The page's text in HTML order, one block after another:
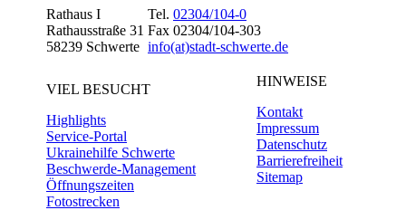
Rathaus I
Rathausstraße 31
58239 Schwerte
Tel. 02304/104-0
Fax 02304/104-303
info(at)stadt-schwerte.de
VIEL BESUCHT
Highlights
Service-Portal
Ukrainehilfe Schwerte
Beschwerde-Management
Öffnungszeiten
Fotostrecken
HINWEISE
Kontakt
Impressum
Datenschutz
Barrierefreiheit
Sitemap